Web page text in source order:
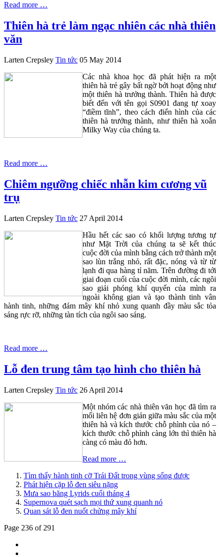
Read more …
Thiên hà trẻ làm ngạc nhiên các nhà thiên
văn
Larten Crepsley Tin tức 05 May 2014
Các nhà khoa học đã phát hiện ra một
thiên hà trẻ gây bất ngờ bởi hoạt động như
một thiên hà trưởng thành. Thiên hà được
biết đến với tên gọi S0901 đang tự xoay
“điềm tĩnh”, theo cách điển hình của các
thiên hà trưởng thành, như thiên hà xoắn
Milky Way của chúng ta.
Read more …
Chiêm ngưỡng chiếc nhẫn kim cương vũ
trụ
Larten Crepsley Tin tức 27 April 2014
Hầu hết các sao có khối lượng tương tự
như Mặt Trời của chúng ta sẽ kết thúc
cuộc đời của mình bằng cách trở thành một
sao lùn trắng nhỏ, rất đặc, nóng và từ từ
lạnh đi qua hàng tỉ năm. Trên đường đi tới
giai đoạn cuối của cuộc đời mình, các ngôi
sao giải phóng khí quyển của mình ra
ngoài không gian và tạo thành tinh vân
hành tinh, những đám mây khí nhỏ xung quanh đầy màu sắc tỏa
sáng rực rỡ, những tàn tích của ngôi sao sáng.
Read more …
Lỗ đen trung tâm tạo hình cho thiên hà
Larten Crepsley Tin tức 26 April 2014
Một nhóm các nhà thiên văn học đã tìm ra
mối liên hệ đơn giản giữa màu sắc của một
thiên hà và kích thước chỗ phình của nó –
kích thước chỗ phình càng lớn thì thiên hà
càng có màu đỏ hơn.
Read more …
Tìm thấy hành tinh cỡ Trái Đất trong vùng sống được
Phát hiện cặp lỗ đen siêu nặng
Mưa sao băng Lyrids cuối tháng 4
Supernova quét sạch mọi thứ xung quanh nó
Quan sát lỗ đen nuốt chửng mây khí
Page 236 of 291